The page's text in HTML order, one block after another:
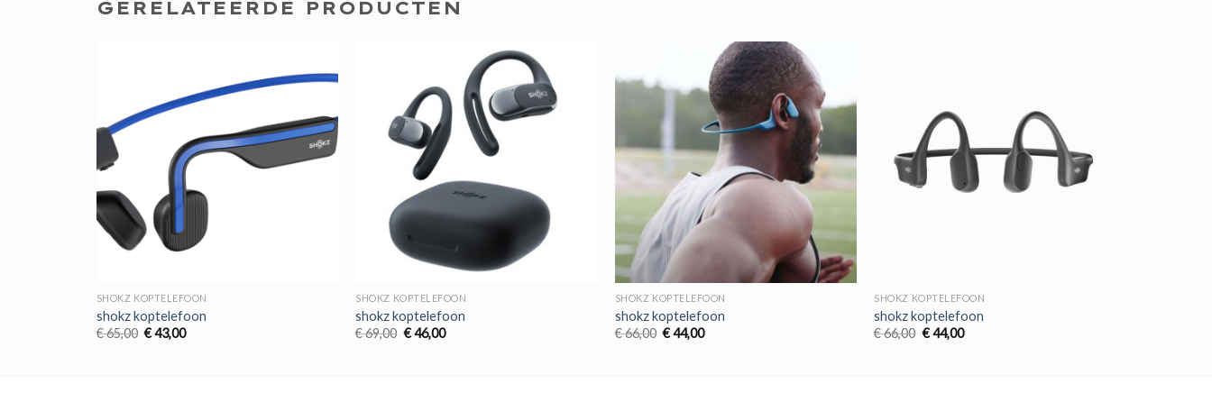
GERELATEERDE PRODUCTEN
SHOKZ KOPTELEFOON
shokz koptelefoon
€65,00 Oorspronkelijke
€43,00Huidige
SHOKZ KOPTELEFOON
shokz koptelefoon
€69,00 Oorspronkelijke
€46,00Huidige
SHOKZ KOPTELEFOON
shokz koptelefoon
€66,00 Oorspronkelijke
€44,00Huidige
SHOKZ KOPTELEFOON
shokz koptelefoon
€66,00 Oorspronkelijke
€44,00Huidige